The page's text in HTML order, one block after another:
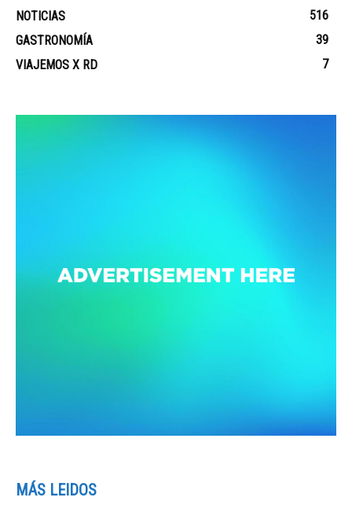
NOTICIAS
516
GASTRONOMÍA
39
VIAJEMOS X RD
7
MÁS LEIDOS